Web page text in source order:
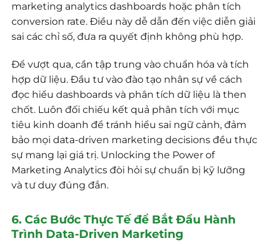
marketing analytics dashboards hoặc phân tích
conversion rate. Điều này dễ dẫn đến việc diễn giải
sai các chỉ số, đưa ra quyết định không phù hợp.
Để vượt qua, cần tập trung vào chuẩn hóa và tích
hợp dữ liệu. Đầu tư vào đào tạo nhân sự về cách
đọc hiểu dashboards và phân tích dữ liệu là then
chốt. Luôn đối chiếu kết quả phân tích với mục
tiêu kinh doanh để tránh hiểu sai ngữ cảnh, đảm
bảo mọi data-driven marketing decisions đều thực
sự mang lại giá trị. Unlocking the Power of
Marketing Analytics đòi hỏi sự chuẩn bị kỹ lưỡng
và tư duy đúng đắn.
6. Các Bước Thực Tế để Bắt Đầu Hành
Trình Data-Driven Marketing